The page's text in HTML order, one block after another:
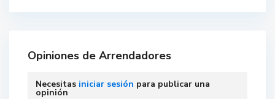
Opiniones de Arrendadores
Necesitas iniciar sesión para publicar una
opinión